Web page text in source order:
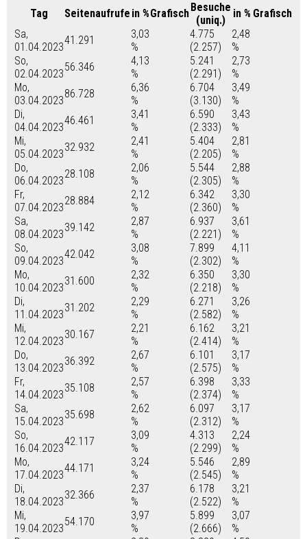
Tag Seitenaufrufe in %GrafischBesuche
(uniq.)
in % Grafisch
Sa,
01.04.2023
41.291
3,03
%
4.775
(2.257)
2,48
%
So,
02.04.2023
56.346
4,13
%
5.241
(2.291)
2,73
%
Mo,
03.04.2023
86.728
6,36
%
6.704
(3.130)
3,49
%
Di,
04.04.2023
46.461
3,41
%
6.590
(2.333)
3,43
%
Mi,
05.04.2023
32.932
2,41
%
5.404
(2.205)
2,81
%
Do,
06.04.2023
28.108
2,06
%
5.544
(2.305)
2,88
%
Fr,
07.04.2023
28.884
2,12
%
6.342
(2.360)
3,30
%
Sa,
08.04.2023
39.142
2,87
%
6.937
(2.221)
3,61
%
So,
09.04.2023
42.042
3,08
%
7.899
(2.302)
4,11
%
Mo,
10.04.2023
31.600
2,32
%
6.350
(2.218)
3,30
%
Di,
11.04.2023
31.202
2,29
%
6.271
(2.582)
3,26
%
Mi,
12.04.2023
30.167
2,21
%
6.162
(2.414)
3,21
%
Do,
13.04.2023
36.392
2,67
%
6.101
(2.575)
3,17
%
Fr,
14.04.2023
35.108
2,57
%
6.398
(2.374)
3,33
%
Sa,
15.04.2023
35.698
2,62
%
6.097
(2.312)
3,17
%
So,
16.04.2023
42.117
3,09
%
4.313
(2.299)
2,24
%
Mo,
17.04.2023
44.171
3,24
%
5.546
(2.545)
2,89
%
Di,
18.04.2023
32.366
2,37
%
6.178
(2.522)
3,21
%
Mi,
19.04.2023
54.170
3,97
%
5.899
(2.666)
3,07
%